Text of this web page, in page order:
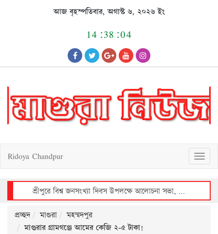
আজ বৃহস্পতিবার, অগাস্ট ৬, ২০২৬ ইং
14:38:05
T
o
g
g
l
a
t
Ridoya Chandpur
শ্রীপুরে বিশ্ব জনসংখ্যা দিবস উপলক্ষে আলোচনা সভা, ক্রেস্ট ও সনদ বিতরণ
প্রচ্ছদ মাগুরা
মহম্মদপুর
মাগুরার গ্রামগঞ্জে আমের কেজি ২-৫ টাকা!